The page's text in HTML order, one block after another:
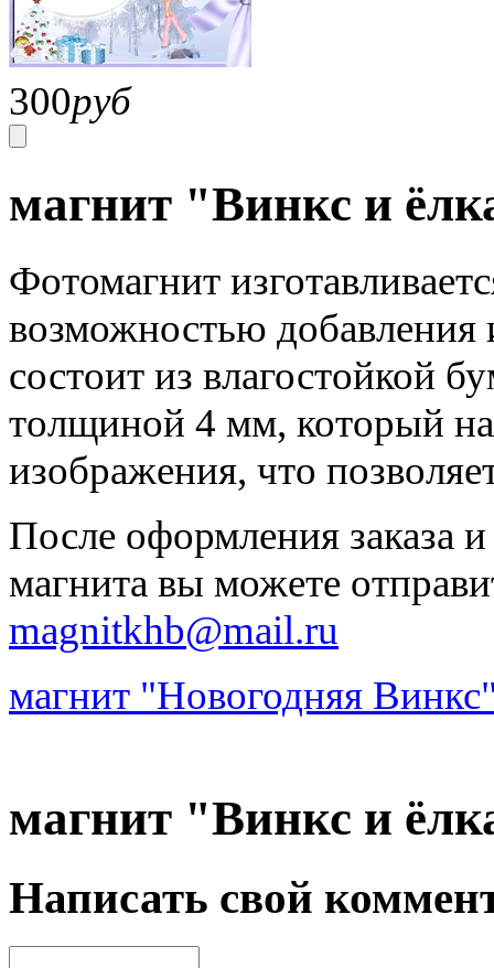
300руб
магнит "Винкс и
Фотомагнит
возможностью
состоит из влагостойкой
толщиной 4 мм, который
изображения, что
После оформления заказа
магнита вы можете
magnitkhb@mail.ru
магнит "Новогодняя
магнит "Винкс и
Написать свой